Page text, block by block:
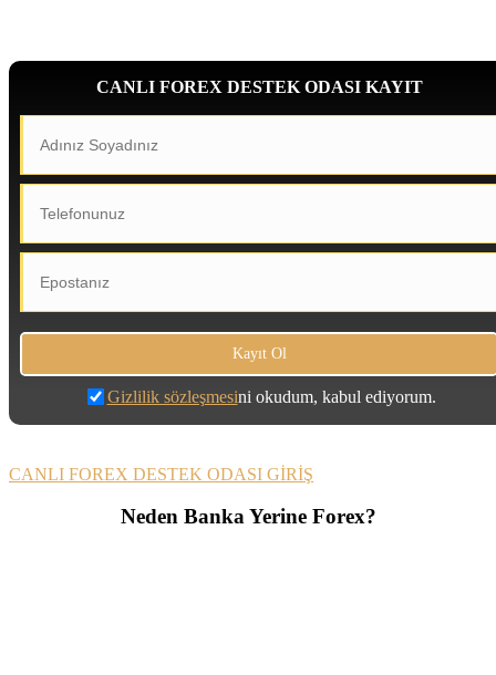
CANLI FOREX DESTEK ODASI KAYIT
Gizlilik sözleşmesini okudum, kabul ediyorum.
CANLI FOREX DESTEK ODASI GİRİŞ
Neden Banka Yerine Forex?